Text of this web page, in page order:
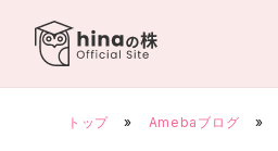
トップ » Amebaブログ »